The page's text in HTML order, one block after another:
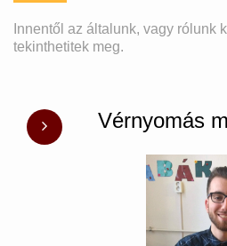
Innentől az általunk, vagy rólunk
tekinthetitek meg.
Vérnyomás